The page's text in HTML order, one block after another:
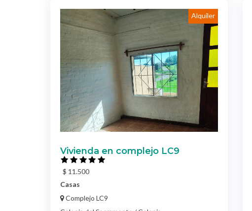
Vivienda en complejo LC9
$ 11.500
Casas
Complejo LC9
Colonia del Sacramento / Colonia